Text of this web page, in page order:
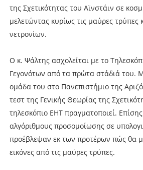
της Σχετικότητας του Αϊνστάιν σε
μελετώντας κυρίως τις μαύρες τρύπες
νετρονίων.
Ο κ. Ψάλτης ασχολείται με το
Γεγονότων από τα πρώτα στάδιά του.
ομάδα του στο Πανεπιστήμιο της
τεστ της Γενικής Θεωρίας της
τηλεσκόπιο ΕΗΤ πραγματοποιεί.
αλγόριθμους προσομοίωσης σε
προέβλεψαν εκ των προτέρων πώς θα
εικόνες από τις μαύρες τρύπες.